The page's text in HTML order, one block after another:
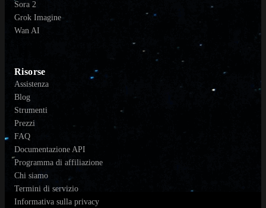
Sora 2
Grok Imagine
Wan AI
Risorse
Assistenza
Blog
Strumenti
Prezzi
FAQ
Documentazione API
Programma di affiliazione
Chi siamo
Termini di servizio
Informativa sulla privacy